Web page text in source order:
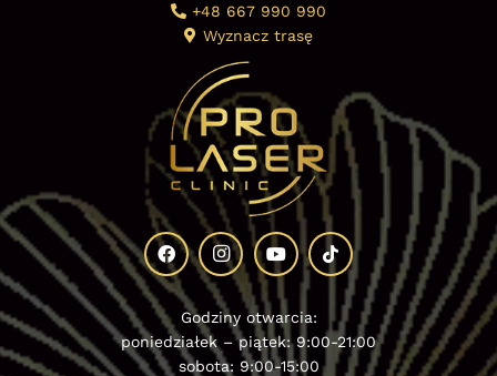
+48 667 990 990
Wyznacz trasę
Godziny otwarcia:
poniedziałek – piątek: 9:00-21:00
sobota: 9:00-15:00